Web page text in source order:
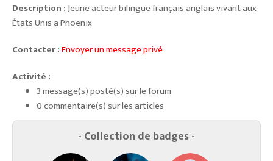
Description :Jeune acteur bilingue français anglais vivant aux
États Unis a Phoenix
Contacter :Envoyer un message privé
Activité :
3 message(s) posté(s) sur le forum
0 commentaire(s) sur les articles
- Collection de badges -